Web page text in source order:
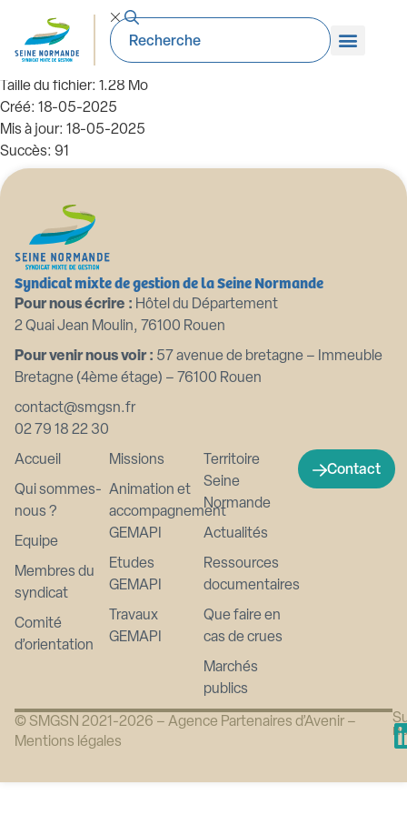
2020 10 4 délégation attribution
Président
Taille du fichier: 1.28 Mo
Créé: 18-05-2025
Mis à jour: 18-05-2025
Succès: 91
Syndicat mixte de gestion de la Seine Normande
Pour nous écrire : Hôtel du Département
2 Quai Jean Moulin, 76100 Rouen
Pour venir nous voir : 57 avenue de bretagne – Immeuble
Bretagne (4ème étage) – 76100 Rouen
contact@smgsn.fr
02 79 18 22 30
Accueil
Qui sommes-
nous ?
Equipe
Membres du
syndicat
Comité
d’orientation
Missions
Animation et
accompagnement
GEMAPI
Etudes
GEMAPI
Travaux
GEMAPI
Territoire
Seine
Normande
Actualités
Ressources
documentaires
Que faire en
cas de crues
Marchés
publics
Contact
© SMGSN 2021-2026 – Agence Partenaires d’Avenir –
Mentions légales